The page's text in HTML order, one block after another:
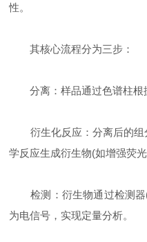
性。
其核心流程分为三步：
分离‌：样品通过色谱柱根
衍生化反应‌：分离后的组
学反应生成衍生物(如增强荧
检测‌：衍生物通过检测器(
为电信号，实现定量分析。